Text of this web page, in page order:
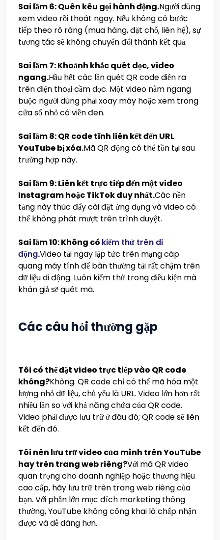
Sai lầm 6: Quên kêu gọi hành động.Người dùng
xem video rồi thoát ngay. Nếu không có bước
tiếp theo rõ ràng (mua hàng, đặt chỗ, liên hệ), sự
tương tác sẽ không chuyển đổi thành kết quả.
Sai lầm 7: Khoảnh khắc quét dọc, video
ngang.Hầu hết các lần quét QR code diễn ra
trên điện thoại cầm dọc. Một video nằm ngang
buộc người dùng phải xoay máy hoặc xem trong
cửa sổ nhỏ có viền đen.
Sai lầm 8: QR code tĩnh liên kết đến URL
YouTube bị xóa.Mã QR động có thể tồn tại sau
trường hợp này.
Sai lầm 9: Liên kết trực tiếp đến một video
Instagram hoặc TikTok duy nhất.Các nền
tảng này thúc đẩy cài đặt ứng dụng và video có
thể không phát mượt trên trình duyệt.
Sai lầm 10: Không có kiểm thử trên di
động.Video tải ngay lập tức trên mạng cáp
quang máy tính để bàn thường tải rất chậm trên
dữ liệu di động. Luôn kiểm thử trong điều kiện mà
khán giả sẽ quét mã.
Các câu hỏi thường gặp
Tôi có thể đặt video trực tiếp vào QR code
không?Không. QR code chỉ có thể mã hóa một
lượng nhỏ dữ liệu, chủ yếu là URL. Video lớn hơn rất
nhiều lần so với khả năng chứa của QR code.
Video phải được lưu trữ ở đâu đó; QR code sẽ liên
kết đến đó.
Tôi nên lưu trữ video của mình trên YouTube
hay trên trang web riêng?Với mã QR video
quan trọng cho doanh nghiệp hoặc thương hiệu
cao cấp, hãy lưu trữ trên trang web riêng của
bạn. Với phần lớn mục đích marketing thông
thường, YouTube không công khai là chấp nhận
được và dễ dàng hơn.